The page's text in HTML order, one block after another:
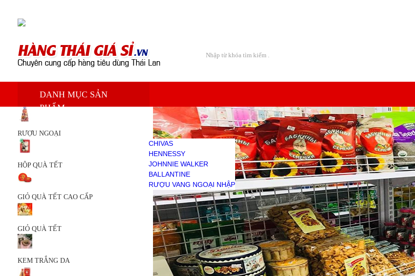
Sản phẩm
RƯỢU NGOẠI
CHIVAS
JOHNNIE WALKER
BALLANTINE
HỘP QUÀ TẾT
GIỎ QUÀ TẾT CAO CẤP
KEM TRẮNG DA
DẦU THÁI LAN
KEM CHỐNG NẮNG
YANHEE
MẶT NẠ
SERUM
SỮA RỬA MẶT
DANH MỤC SẢN
PHẨM
RƯỢU NGOẠI
CHIVAS
HENNESSY
JOHNNIE WALKER
BALLANTINE
RƯỢU VANG NGOẠI NHẬP
HỘP QUÀ TẾT
GIỎ QUÀ TẾT CAO CẤP
GIỎ QUÀ TẾT
KEM TRẮNG DA